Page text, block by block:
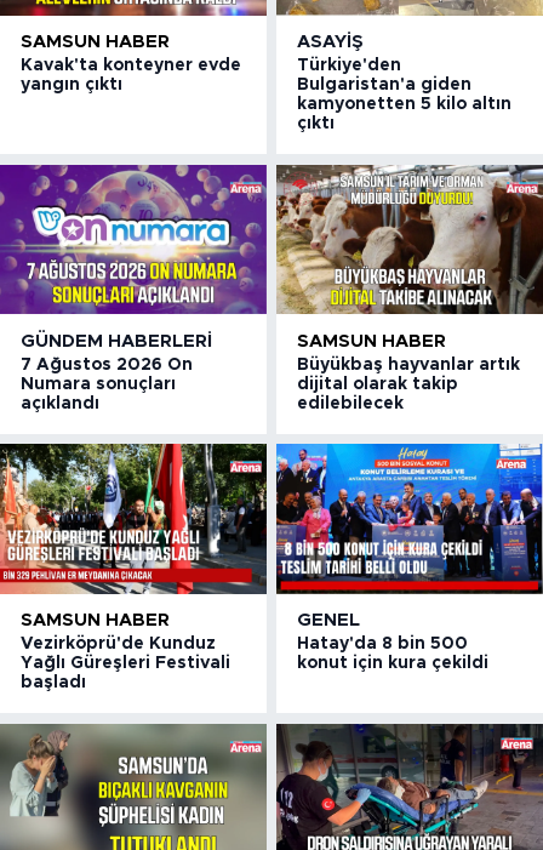
SAMSUN HABER
Kavak'ta konteyner evde
yangın çıktı
ASAYIŞ
Türkiye'den
Bulgaristan'a giden
kamyonetten 5 kilo altın
çıktı
GÜNDEM HABERLERI
7 Ağustos 2026 On
Numara sonuçları
açıklandı
SAMSUN HABER
Büyükbaş hayvanlar artık
dijital olarak takip
edilebilecek
SAMSUN HABER
Vezirköprü'de Kunduz
Yağlı Güreşleri Festivali
başladı
GENEL
Hatay'da 8 bin 500
konut için kura çekildi